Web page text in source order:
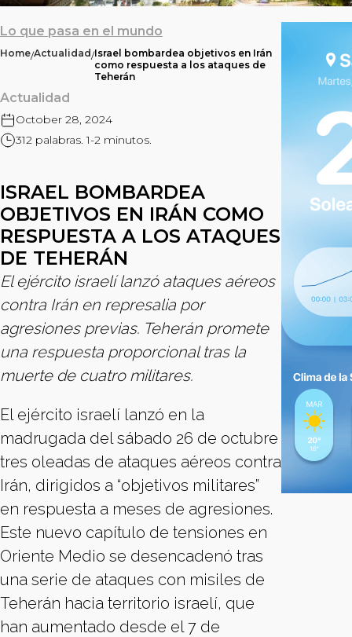
Lo que pasa en el mundo
Home/Actualidad/Israel bombardea objetivos en Irán
como respuesta a los ataques de
Teherán
Actualidad
October 28, 2024
312 palabras. 1-2 minutos.
ISRAEL BOMBARDEA
OBJETIVOS EN IRÁN COMO
RESPUESTA A LOS ATAQUES
DE TEHERÁN
El ejército israelí lanzó ataques aéreos
contra Irán en represalia por
agresiones previas. Teherán promete
una respuesta proporcional tras la
muerte de cuatro militares.
El ejército israelí lanzó en la
madrugada del sábado 26 de octubre
tres oleadas de ataques aéreos contra
Irán, dirigidos a “objetivos militares”
en respuesta a meses de agresiones.
Este nuevo capítulo de tensiones en
Oriente Medio se desencadenó tras
una serie de ataques con misiles de
Teherán hacia territorio israelí, que
han aumentado desde el 7 de